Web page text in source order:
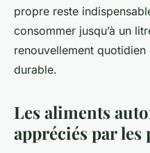
propre reste
consommer jusqu’à un
renouvellement
durable.
Les aliments
appréciés par les